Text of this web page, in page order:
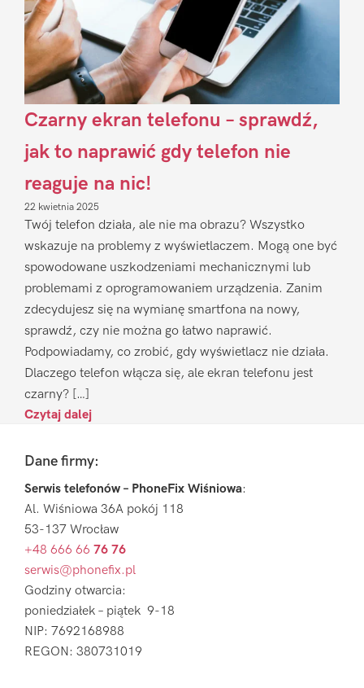
Czarny ekran telefonu – sprawdź,
jak to naprawić gdy telefon nie
reaguje na nic!
22 kwietnia 2025
Twój telefon działa, ale nie ma obrazu? Wszystko
wskazuje na problemy z wyświetlaczem. Mogą one być
spowodowane uszkodzeniami mechanicznymi lub
problemami z oprogramowaniem urządzenia. Zanim
zdecydujesz się na wymianę smartfona na nowy,
sprawdź, czy nie można go łatwo naprawić.
Podpowiadamy, co zrobić, gdy wyświetlacz nie działa.
Dlaczego telefon włącza się, ale ekran telefonu jest
czarny? […]
Czytaj dalej
FooterDane firmy:
Serwis telefonów – PhoneFix Wiśniowa:
Al. Wiśniowa 36A pokój 118
53-137 Wrocław
+48 666 66 76 76
serwis@phonefix.pl
Godziny otwarcia:
poniedziałek – piątek 9-18
NIP: 7692168988
REGON: 380731019